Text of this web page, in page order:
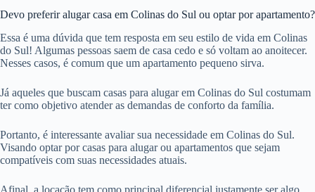
Devo preferir alugar casa em Colinas do Sul ou optar por apartamento?
Essa é uma dúvida que tem resposta em seu estilo de vida em Colinas
do Sul! Algumas pessoas saem de casa cedo e só voltam ao anoitecer.
Nesses casos, é comum que um apartamento pequeno sirva.
Já aqueles que buscam casas para alugar em Colinas do Sul costumam
ter como objetivo atender as demandas de conforto da família.
Portanto, é interessante avaliar sua necessidade em Colinas do Sul.
Visando optar por casas para alugar ou apartamentos que sejam
compatíveis com suas necessidades atuais.
Afinal, a locação tem como principal diferencial justamente ser algo